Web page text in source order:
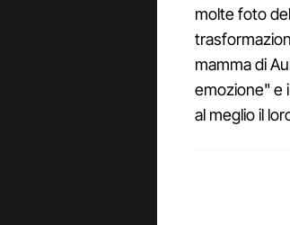
molte foto
mamma di
emozione" e
al meglio il